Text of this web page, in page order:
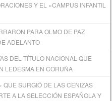
Y EL «CAMPUS INFANTIL
PARA OLMO DE PAZ
ADELANTO
DEL TÍTULO NACIONAL QUE
LEDESMA EN CORUÑA
SURGIÓ DE LAS CENIZAS
A LA SELECCIÓN ESPAÑOLA Y